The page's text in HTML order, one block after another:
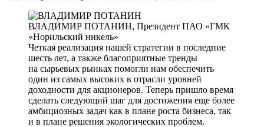
ВЛАДИМИР ПОТАНИН, Президент ПАО «ГМК
«Норильский никель»
Четкая реализация нашей стратегии в последние
шесть лет, а также благоприятные тренды
на сырьевых рынках помогли нам обеспечить
один из самых высоких в отрасли уровней
доходности для акционеров. Теперь пришло время
сделать следующий шаг для достижения еще более
амбициозных задач как в плане роста бизнеса, так
и в плане решения экологических проблем.